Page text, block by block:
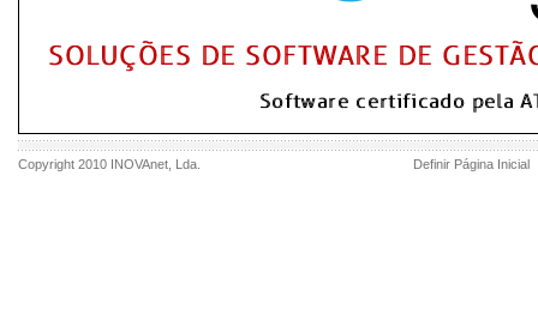
Copyright 2010 INOVAnet , Lda. Definir Página Inicial